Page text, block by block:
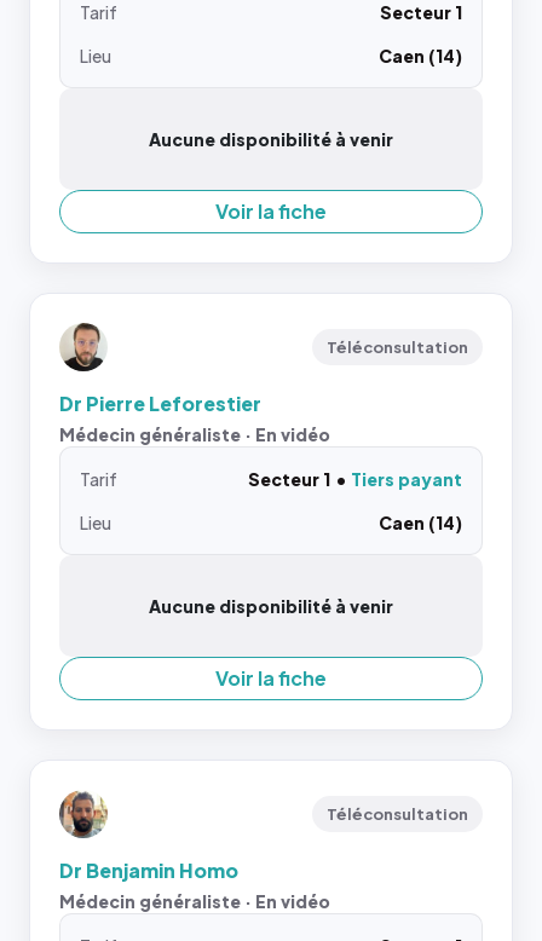
Tarif
Secteur 1
Lieu
Caen (14)
Aucune disponibilité à venir
Voir la fiche
Téléconsultation
Dr Pierre Leforestier
Médecin généraliste · En vidéo
Tarif Secteur 1
Tiers payant
Lieu
Caen (14)
Aucune disponibilité à venir
Voir la fiche
Téléconsultation
Dr Benjamin Homo
Médecin généraliste · En vidéo